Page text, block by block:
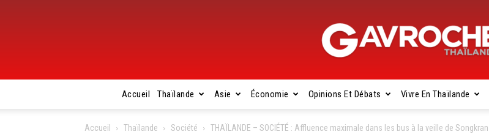
Gavroche
Accueil Thaïlande Asie Économie Opinions Et Débats Vivre En Thaïlande
Accueil Thaïlande Société THAÏLANDE – SOCIÉTÉ : Affluence maximale dans les bus à la veille de Songkran